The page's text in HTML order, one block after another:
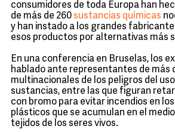
consumidores de toda Europa han
de más de 260sustancias químicas
y han instado a los grandes
esos productos por alternativas más
En una conferencia en Bruselas, los
hablado ante representantes de más
multinacionales de los peligros del
sustancias, entre las que figuran
con bromo para evitar incendios en
plásticos que se acumulan en el
tejidos de los seres vivos.